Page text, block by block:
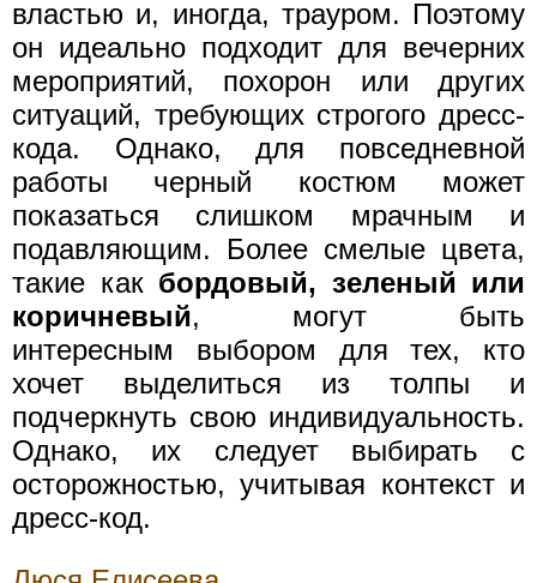
властью и, иногда, трауром. Поэтому
он идеально подходит для вечерних
мероприятий, похорон или других
ситуаций, требующих строгого дресс-
кода. Однако, для повседневной
работы черный костюм может
показаться слишком мрачным и
подавляющим. Более смелые цвета,
такие как бордовый, зеленый или
коричневый, могут быть
интересным выбором для тех, кто
хочет выделиться из толпы и
подчеркнуть свою индивидуальность.
Однако, их следует выбирать с
осторожностью, учитывая контекст и
дресс-код.